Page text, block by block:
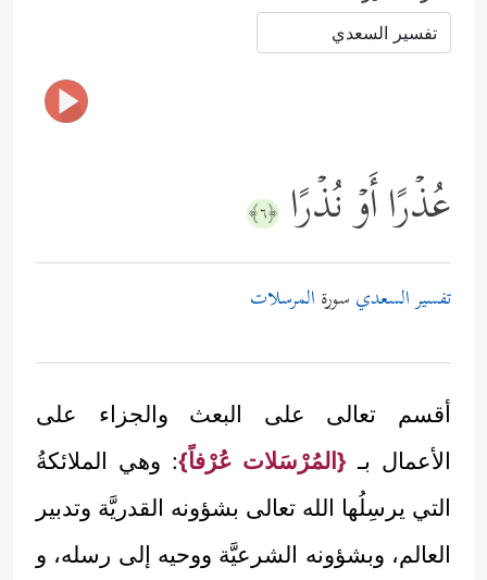
عُذۡرًا أَوۡ نُذۡرًا ﴿٦﴾
تفسير السعدي سورة المرسلات
أقسم تعالى على البعث والجزاء على
الأعمال بـ {المُرْسَلات عُرْفاً}: وهي الملائكةُ
التي يرسِلُها الله تعالى بشؤونه القدريَّة وتدبير
العالم، وبشؤونه الشرعيَّة ووحيه إلى رسله، و